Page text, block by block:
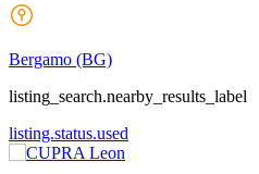
Bergamo (BG)
listing_search.nearby_results_label
listing.status.used